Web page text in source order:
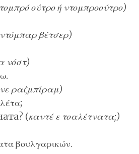
ούτρο ή ντομπροούτρο)
ντόμπαρ βέτσερ)
νόστ)
νε ραζμπίραμ)
(καντέ ε τοαλέτνατα;)
βουλγαρικών.